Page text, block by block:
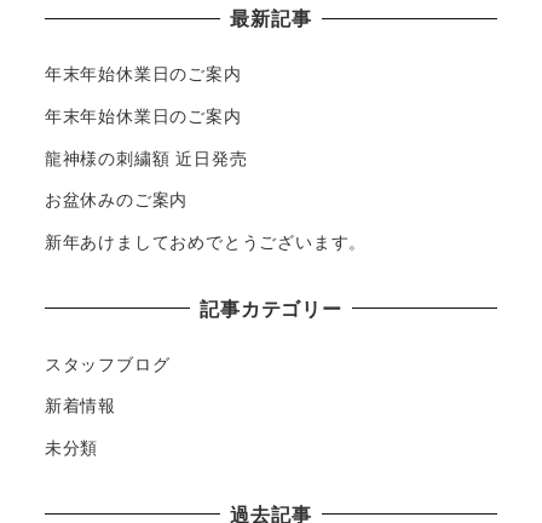
最新記事
年末年始休業日のご案内
年末年始休業日のご案内
龍神様の刺繍額 近日発売
お盆休みのご案内
新年あけましておめでとうございます。
記事カテゴリー
スタッフブログ
新着情報
未分類
過去記事